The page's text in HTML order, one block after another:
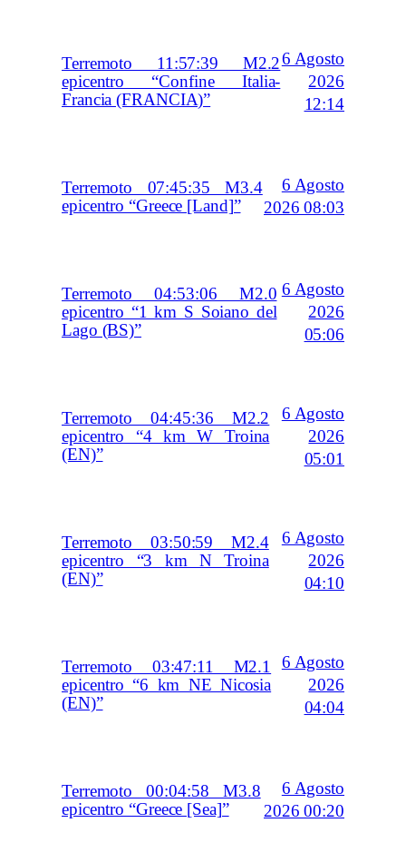
Terremoto 11:57:39 M2.2
epicentro “Confine Italia-
Francia (FRANCIA)”
6 Agosto
2026
12:14
Terremoto 07:45:35 M3.4
epicentro “Greece [Land]”
6 Agosto
2026 08:03
Terremoto 04:53:06 M2.0
epicentro “1 km S Soiano del
Lago (BS)”
6 Agosto
2026
05:06
Terremoto 04:45:36 M2.2
epicentro “4 km W Troina
(EN)”
6 Agosto
2026
05:01
Terremoto 03:50:59 M2.4
epicentro “3 km N Troina
(EN)”
6 Agosto
2026
04:10
Terremoto 03:47:11 M2.1
epicentro “6 km NE Nicosia
(EN)”
6 Agosto
2026
04:04
Terremoto 00:04:58 M3.8
epicentro “Greece [Sea]”
6 Agosto
2026 00:20